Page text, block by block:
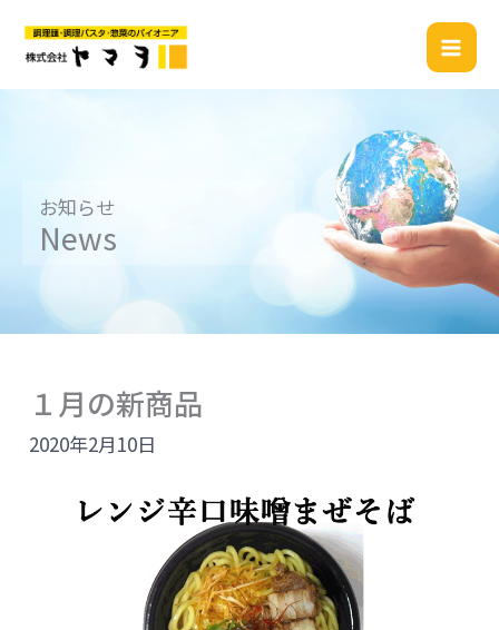
お知らせ
News
１月の新商品
2020年2月10日